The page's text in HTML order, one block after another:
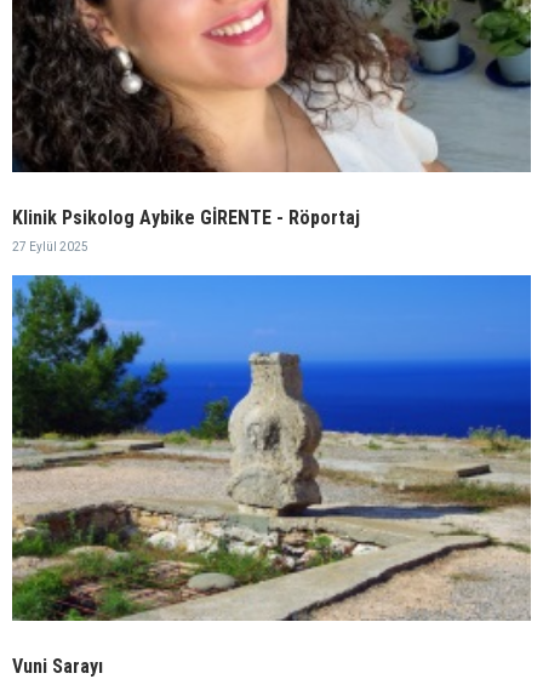
Klinik Psikolog Aybike GİRENTE - Röportaj
27 Eylül 2025
Vuni Sarayı